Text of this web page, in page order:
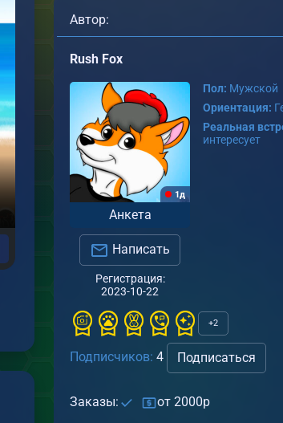
Лабораторная лошадь
АРТ отRush Fox
1 0
АРТ
Автор:
Rush Fox
1д
Анкета
Написать
Регистрация:
2023-10-22
Пол: Мужской
Ориентация:
Реальная
интересует
+2
Подписчиков: 4 Подписаться
Заказы: от 2000р